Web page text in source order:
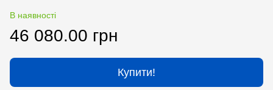
В наявності
46 080.00 грн
Купити!